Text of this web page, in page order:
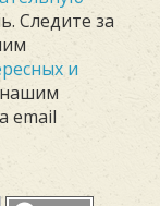
Следите за
и
нашим
email